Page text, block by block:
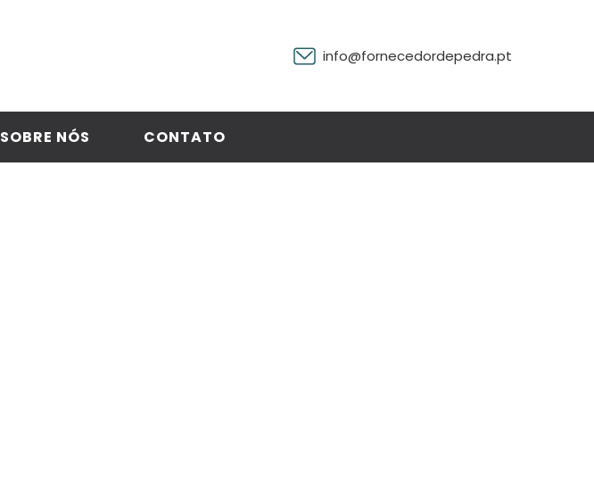
info@fornecedordepedra.pt
SOBRE NÓS CONTATO